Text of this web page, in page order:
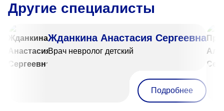
Другие специалисты
Жданкина Анастасия Сергеевна
Врач невролог детский
Подробнее